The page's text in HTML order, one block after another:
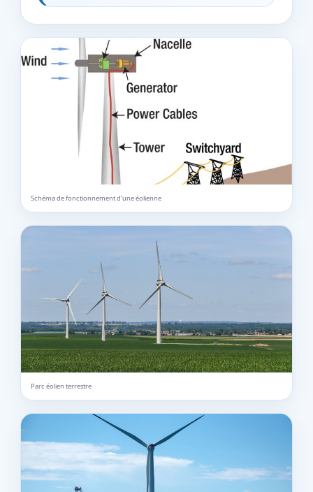
Schéma de fonctionnement d’une éolienne
Parc éolien terrestre